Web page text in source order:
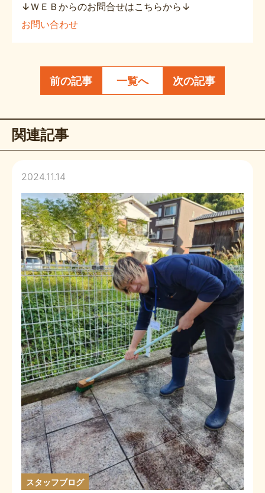
↓ＷＥＢからのお問合せはこちらから↓
お問い合わせ
前の記事 一覧へ 次の記事
関連記事
2024.11.14
スタッフブログ